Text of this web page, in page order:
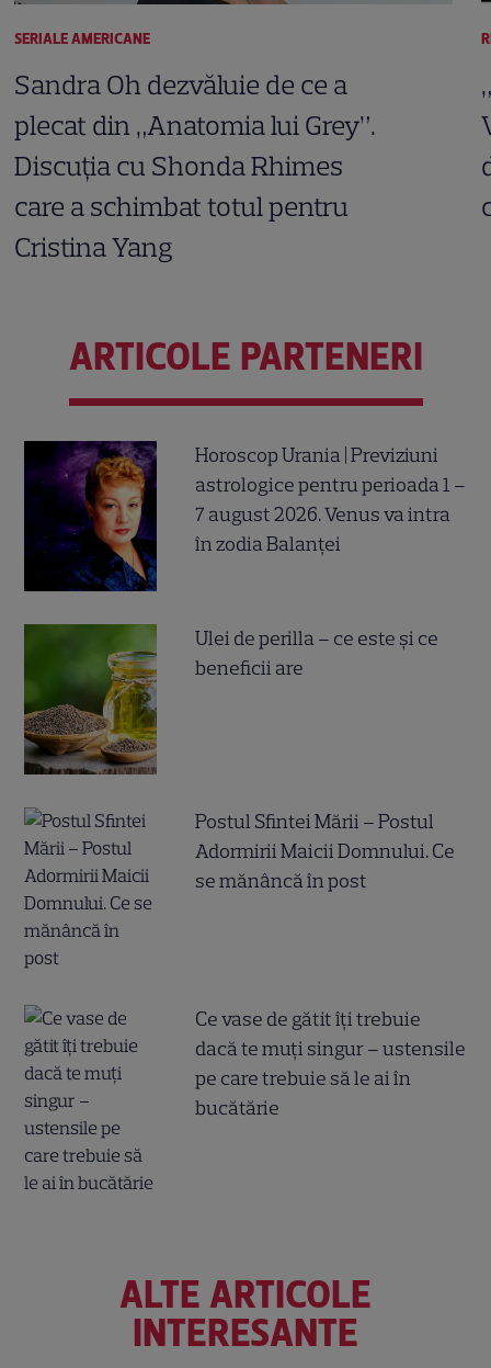
SERIALE AMERICANE
Sandra Oh dezvăluie de ce a
plecat din „Anatomia lui Grey”.
Discuția cu Shonda Rhimes
care a schimbat totul pentru
Cristina Yang
ARTICOLE PARTENERI
Horoscop Urania | Previziuni
astrologice pentru perioada 1 –
7 august 2026. Venus va intra
în zodia Balanței
Ulei de perilla – ce este și ce
beneficii are
Postul Sfintei Mării – Postul
Adormirii Maicii Domnului. Ce
se mănâncă în post
Ce vase de gătit îți trebuie
dacă te muți singur – ustensile
pe care trebuie să le ai în
bucătărie
ALTE ARTICOLE
INTERESANTE